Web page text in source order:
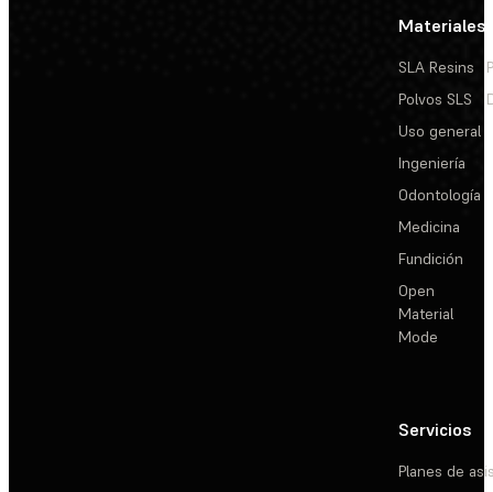
Materiales
SLA Resins
Polvos SLS
Uso general
Ingeniería
Odontología
Medicina
Fundición
Open
Material
Mode
Servicios
Planes de